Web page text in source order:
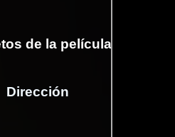
de la película Last Ferry
Dirección